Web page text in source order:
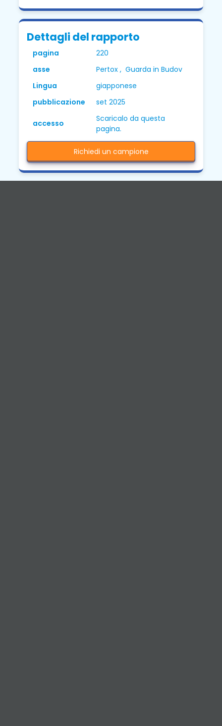
Dettagli del rapporto
pagina
220
asse
Pertox , Guarda in Budov
Lingua
giapponese
pubblicazione
set 2025
accesso
Scaricalo da questa
pagina.
Richiedi un campione